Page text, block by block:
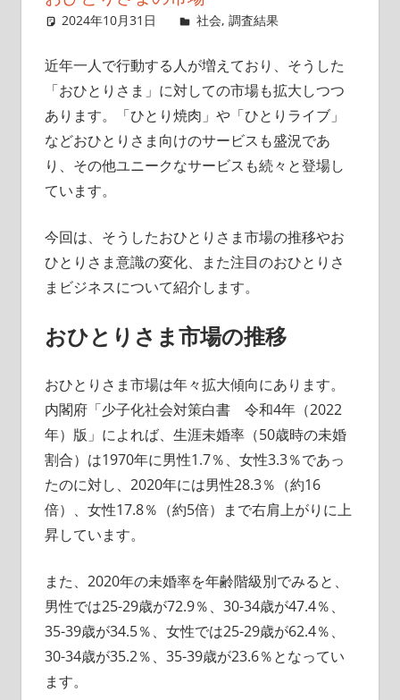
2024年10月31日 singlelife65
社会, 調査結果
近年一人で行動する人が増えており、そうした
「おひとりさま」に対しての市場も拡大しつつ
あります。「ひとり焼肉」や「ひとりライブ」
などおひとりさま向けのサービスも盛況であ
り、その他ユニークなサービスも続々と登場し
ています。
今回は、そうしたおひとりさま市場の推移やお
ひとりさま意識の変化、また注目のおひとりさ
まビジネスについて紹介します。
おひとりさま市場の推移
おひとりさま市場は年々拡大傾向にあります。
内閣府「少子化社会対策白書 令和4年（2022
年）版」によれば、生涯未婚率（50歳時の未婚
割合）は1970年に男性1.7％、女性3.3％であっ
たのに対し、2020年には男性28.3％（約16
倍）、女性17.8％（約5倍）まで右肩上がりに上
昇しています。
また、2020年の未婚率を年齢階級別でみると、
男性では25-29歳が72.9％、30-34歳が47.4％、
35-39歳が34.5％、女性では25-29歳が62.4％、
30-34歳が35.2％、35-39歳が23.6％となってい
ます。​​​​​​